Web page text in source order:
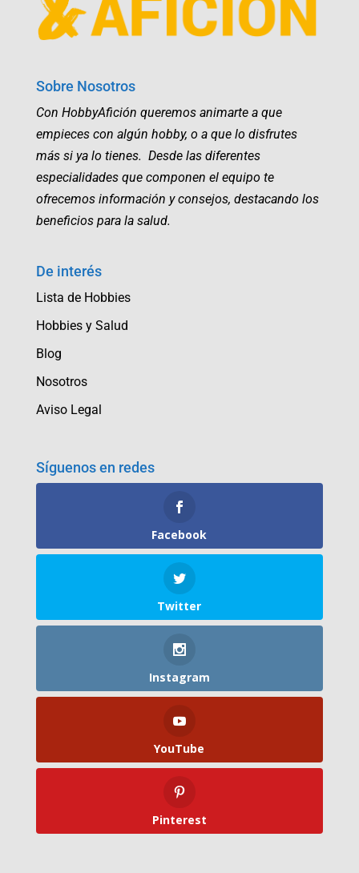
Sobre Nosotros
Con HobbyAfición queremos animarte a que
empieces con algún hobby, o a que lo disfrutes
más si ya lo tienes. Desde las diferentes
especialidades que componen el equipo te
ofrecemos información y consejos, destacando los
beneficios para la salud.
De interés
Lista de Hobbies
Hobbies y Salud
Blog
Nosotros
Aviso Legal
Síguenos en redes
Facebook
Twitter
Instagram
YouTube
Pinterest